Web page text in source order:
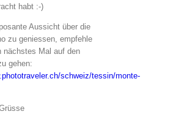
habt :-)
Aussicht über die
zu geniessen, empfehle
nächstes Mal auf den
gehen:
schweiz/tessin/monte-